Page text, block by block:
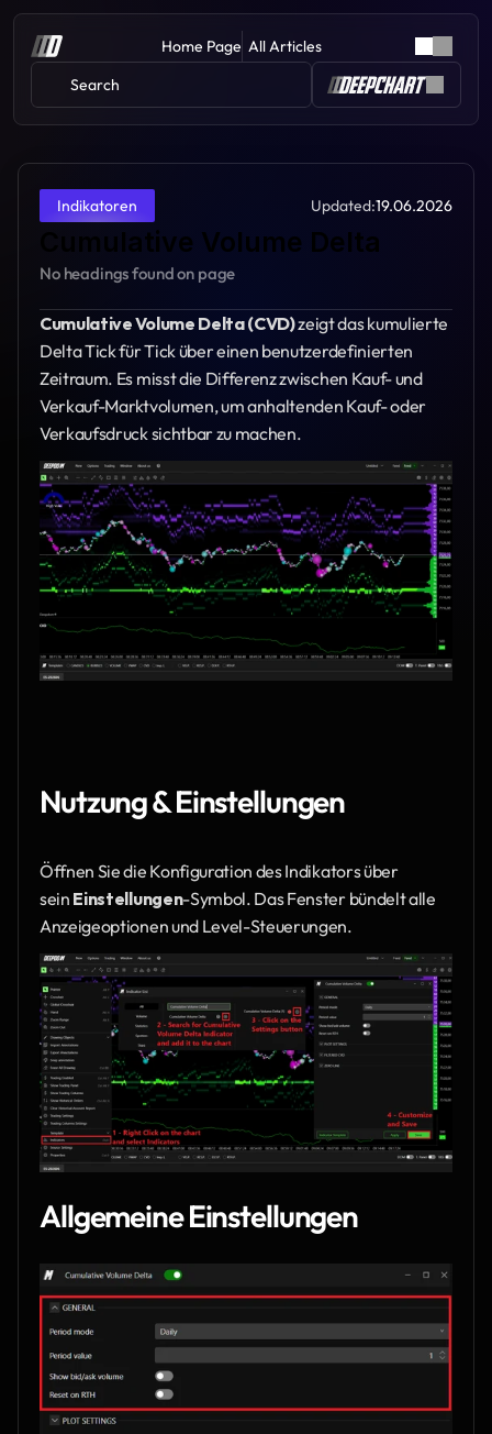
Home Page All Articles
Search
Indikatoren Updated:19.06.2026
Cumulative Volume Delta
No headings found on page
Cumulative Volume Delta (CVD) zeigt das kumulierte
Delta Tick für Tick über einen benutzerdefinierten
Zeitraum. Es misst die Differenz zwischen Kauf- und
Verkauf-Marktvolumen, um anhaltenden Kauf- oder
Verkaufsdruck sichtbar zu machen.
Nutzung & Einstellungen
Öffnen Sie die Konfiguration des Indikators über
sein Einstellungen-Symbol. Das Fenster bündelt alle
Anzeigeoptionen und Level-Steuerungen.
Allgemeine Einstellungen